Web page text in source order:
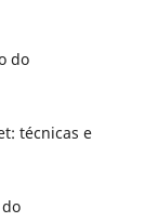
do
técnicas e
do